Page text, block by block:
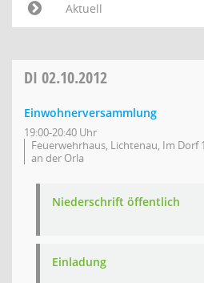
Aktuell
DI 02.10.2012
Einwohnerversammlung
19:00-20:40 Uhr
Feuerwehrhaus, Lichtenau, Im Dorf
an der Orla
Niederschrift öffentlich
Einladung